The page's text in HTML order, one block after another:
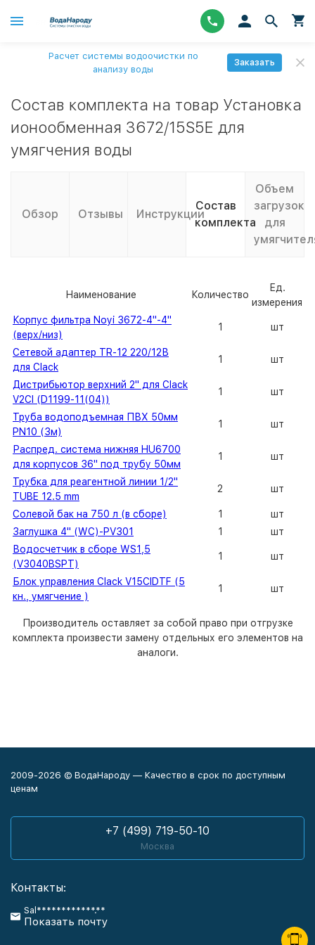
Расчет системы водоочистки по
анализу воды
Заказать
Состав комплекта на товар Установка
ионообменная 3672/15S5E для
умягчения воды
Обзор Отзывы Инструкции
Состав
комплекта
Объем
загрузок
для
Наименование Количество
Ед.
измерения
Корпус фильтра Noyi 3672-4"-4"
(верх/низ)
1 шт
Сетевой адаптер TR-12 220/12В
для Clack
1 шт
Дистрибьютор верхний 2" для Clack
V2Cl (D1199-11(04))
1 шт
Труба водоподъемная ПВХ 50мм
PN10 (3м)
1 шт
Распред. система нижняя HU6700
для корпусов 36" под трубу 50мм
1 шт
Трубка для реагентной линии 1/2"
TUBE 12.5 mm
2 шт
Солевой бак на 750 л (в сборе) 1
шт
Заглушка 4" (WC)-PV301
1
шт
Водосчетчик в сборе WS1,5
(V3040BSPT)
1 шт
Блок управления Clack V15CIDTF (5
кн., умягчение )
1 шт
Производитель оставляет за собой право при отгрузке
комплекта произвести замену отдельных его элементов на
аналоги.
2009-2026 © ВодаНароду — Качество в срок по доступным
ценам
+7 (499) 719-50-10
Москва
Контакты:
Sal************.**
Показать почту